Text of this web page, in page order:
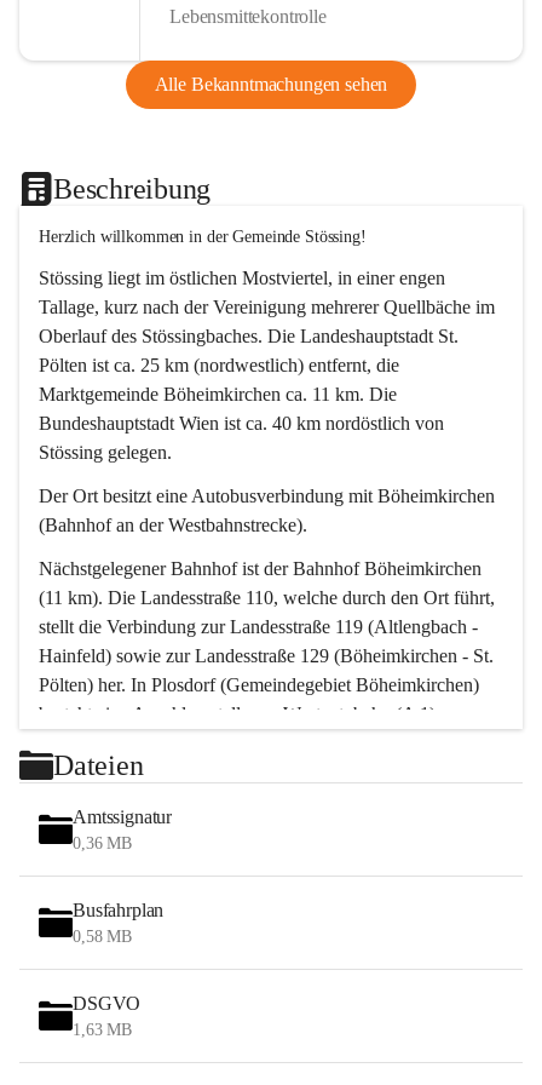
Lebensmittekontrolle
Alle Bekanntmachungen sehen
Beschreibung
Herzlich willkommen in der Gemeinde Stössing!
Stössing liegt im östlichen Mostviertel, in einer engen
Tallage, kurz nach der Vereinigung mehrerer Quellbäche im
Oberlauf des Stössingbaches. Die Landeshauptstadt St.
Pölten ist ca. 25 km (nordwestlich) entfernt, die
Marktgemeinde Böheimkirchen ca. 11 km. Die
Bundeshauptstadt Wien ist ca. 40 km nordöstlich von
Stössing gelegen.
Der Ort besitzt eine Autobusverbindung mit Böheimkirchen
(Bahnhof an der Westbahnstrecke).
Nächstgelegener Bahnhof ist der Bahnhof Böheimkirchen
(11 km). Die Landesstraße 110, welche durch den Ort führt,
stellt die Verbindung zur Landesstraße 119 (Altlengbach -
Hainfeld) sowie zur Landesstraße 129 (Böheimkirchen - St.
Pölten) her. In Plosdorf (Gemeindegebiet Böheimkirchen)
besteht eine Anschlussstelle zur Westautobahn (A 1).
Wien erreicht man in ca. 45 Minuten.
Stössing zählt noch zum Naherholungsraum Wien sowie
zum Naherholungsraum St. Pölten. Viele Bauernhöfe hatten
„ihre Wiener“. Seit 1960 bauten viele Wiener
Wochenendhäuser im Gemeindegebiet. Wegen des
waldreichen Jagdgebietes haben viele Jagdpächter ihre
Das Wandern ist aus touristischer Sicht die bedeutendste
Tätigkeit. Das hügelige Gebiet mit Wanderwegen durch
Wiesen, Wälder und Obstkulturen lädt dazu ein. Gefördert
Dateien
Amtssignatur
0,36 MB
Busfahrplan
0,58 MB
DSGVO
1,63 MB